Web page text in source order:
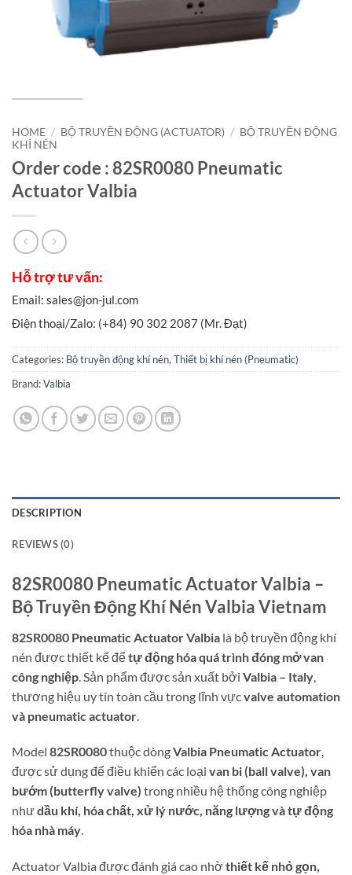
HOME / BỘ TRUYỀN ĐỘNG (ACTUATOR) / BỘ TRUYỀN ĐỘNG
KHÍ NÉN
Order code : 82SR0080 Pneumatic
Actuator Valbia
Categories: Bộ truyền động khí nén,Thiết bị khí nén (Pneumatic)
Brand:Valbia
DESCRIPTION
REVIEWS (0)
82SR0080 Pneumatic Actuator Valbia –
Bộ Truyền Động Khí Nén Valbia Vietnam
82SR0080 Pneumatic Actuator Valbia là bộ truyền động khí
nén được thiết kế đểtự động hóa quá trình đóng mở van
công nghiệp . Sản phẩm được sản xuất bởi Valbia – Italy
thương hiệu uy tín toàn cầu trong lĩnh vựcvalve automation
và pneumatic actuator
Model 82SR0080thuộc dòngValbia Pneumatic Actuator,
được sử dụng để điều khiển các loại van bi (ball valve), van
bướm (butterfly valve) trong nhiều hệ thống công nghiệp
nhưdầu khí, hóa chất, xử lý nước, năng lượng và tự động
hóa nhà máy.
Actuator Valbia được đánh giá cao nhờ thiết kế nhỏ gọn,